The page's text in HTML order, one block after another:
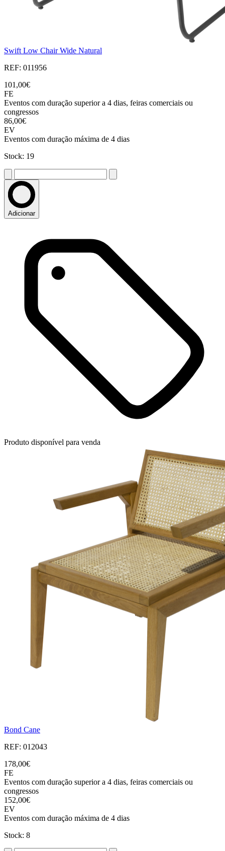
Swift Low Chair Wide Natural
REF: 011956
101,00€
FE
Eventos com duração superior a 4 dias, feiras comerciais ou
congressos
86,00€
EV
Eventos com duração máxima de 4 dias
Stock: 19
Adicionar
Produto disponível para venda
Bond Cane
REF: 012043
178,00€
FE
Eventos com duração superior a 4 dias, feiras comerciais ou
congressos
152,00€
EV
Eventos com duração máxima de 4 dias
Stock: 8